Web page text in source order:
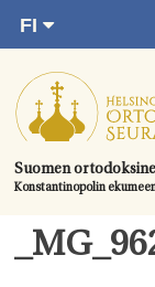
suoraan
sisältöön.
Suomen
Konstantinopolin
FI
SV
EN
UA
Etusivu
Ajankohtaista
Juhlat &
Kirkot